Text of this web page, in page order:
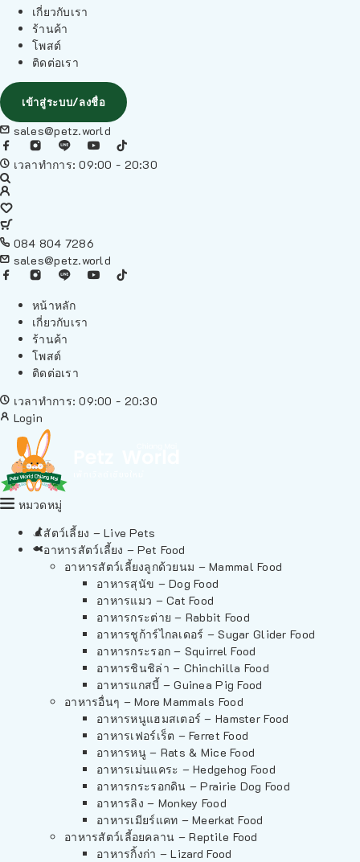
เกี่ยวกับเรา
ร้านค้า
โพสต์
ติดต่อเรา
เข้าสู่ระบบ/ลงชื่อ
sales@petz.world
เวลาทำการ: 09:00 - 20:30
084 804 7286
sales@petz.world
หน้าหลัก
เกี่ยวกับเรา
ร้านค้า
โพสต์
ติดต่อเรา
เวลาทำการ: 09:00 - 20:30
Login
หมวดหมู่
สัตว์เลี้ยง – Live Pets
อาหารสัตว์เลี้ยง – Pet Food
อาหารสัตว์เลี้ยงลูกด้วยนม – Mammal Food
อาหารสุนัข – Dog Food
อาหารแมว – Cat Food
อาหารกระต่าย – Rabbit Food
อาหารชูก้าร์ไกลเดอร์ – Sugar Glider Food
อาหารกระรอก – Squirrel Food
อาหารชินชิล่า – Chinchilla Food
อาหารแกสบี้ – Guinea Pig Food
อาหารอื่นๆ – More Mammals Food
อาหารหนูแฮมสเตอร์ – Hamster Food
อาหารเฟอร์เร็ต – Ferret Food
อาหารหนู – Rats & Mice Food
อาหารเม่นแคระ – Hedgehog Food
อาหารกระรอกดิน – Prairie Dog Food
อาหารลิง – Monkey Food
อาหารเมียร์แคท – Meerkat Food
อาหารสัตว์เลี้อยคลาน – Reptile Food
อาหารกิ้งก่า – Lizard Food